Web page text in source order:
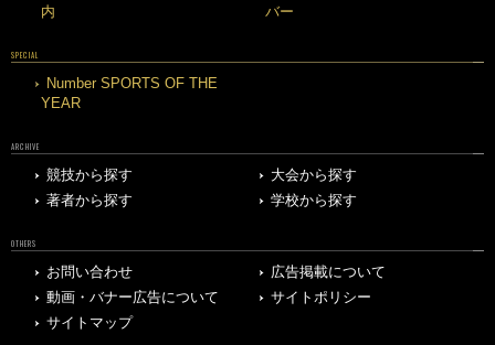
内
バー
SPECIAL
Number SPORTS OF THE
YEAR
ARCHIVE
競技から探す
大会から探す
著者から探す
学校から探す
OTHERS
お問い合わせ
広告掲載について
動画・バナー広告について
サイトポリシー
サイトマップ